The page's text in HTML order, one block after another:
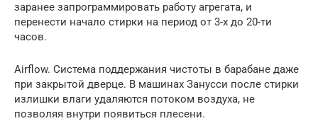
заранее запрограммировать работу агрегата, и
перенести начало стирки на период от 3-х до 20-ти
часов.
Airflow. Система поддержания чистоты в барабане даже
при закрытой дверце. В машинах Занусси после стирки
излишки влаги удаляются потоком воздуха, не
позволяя внутри появиться плесени.